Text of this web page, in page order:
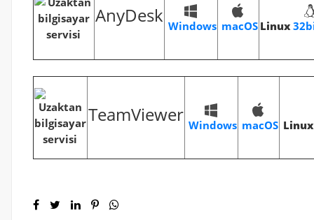
AnyDesk Windows macOS Linux
TeamViewer Windows macOS Linux